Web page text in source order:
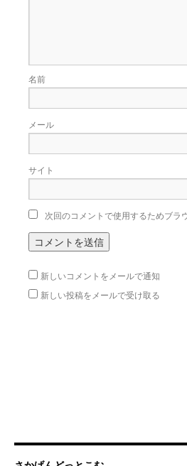
名前
メール
サイト
次回のコメントで使用するためブラ
新しいコメントをメールで通知
新しい投稿をメールで受け取る